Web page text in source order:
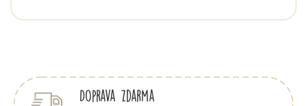
Doprava zdarma